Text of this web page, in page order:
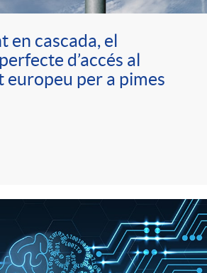
en cascada, el
d’accés al
europeu per a pimes